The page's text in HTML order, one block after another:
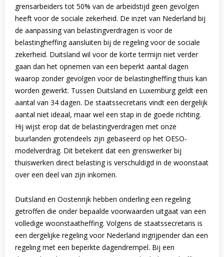
grensarbeiders tot 50% van de arbeidstijd geen gevolgen
heeft voor de sociale zekerheid. De inzet van Nederland bij
de aanpassing van belastingverdragen is voor de
belastingheffing aansluiten bij de regeling voor de sociale
zekerheid. Duitsland wil voor de korte termijn niet verder
gaan dan het opnemen van een beperkt aantal dagen
waarop zonder gevolgen voor de belastingheffing thuis kan
worden gewerkt. Tussen Duitsland en Luxemburg geldt een
aantal van 34 dagen. De staatssecretaris vindt een dergelijk
aantal niet ideaal, maar wel een stap in de goede richting.
Hij wijst erop dat de belastingverdragen met onze
buurlanden grotendeels zijn gebaseerd op het OESO-
modelverdrag. Dit betekent dat een grenswerker bij
thuiswerken direct belasting is verschuldigd in de woonstaat
over een deel van zijn inkomen.
Duitsland en Oostenrijk hebben onderling een regeling
getroffen die onder bepaalde voorwaarden uitgaat van een
volledige woonstaatheffing. Volgens de staatssecretaris is
een dergelijke regeling voor Nederland ingrijpender dan een
regeling met een beperkte dagendrempel. Bij een